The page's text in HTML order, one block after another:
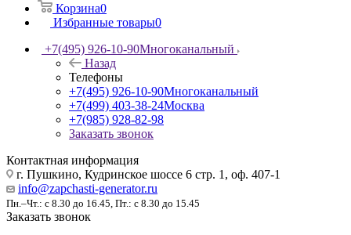
Корзина0
Избранные товары0
+7(495) 926-10-90Многоканальный
Назад
Телефоны
+7(495) 926-10-90Многоканальный
+7(499) 403-38-24Москва
+7(985) 928-82-98
Заказать звонок
Контактная информация
г. Пушкино, Кудринское шоссе 6 стр. 1, оф. 407-1
info@zapchasti-generator.ru
Пн.–Чт.: с 8.30 до 16.45, Пт.: с 8.30 до 15.45
Заказать звонок